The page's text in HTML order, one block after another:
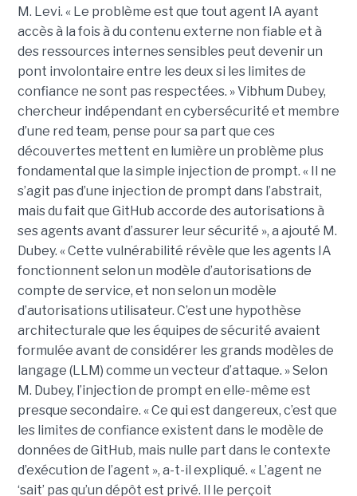
M. Levi. « Le problème est que tout agent IA ayant
accès à la fois à du contenu externe non fiable et à
des ressources internes sensibles peut devenir un
pont involontaire entre les deux si les limites de
confiance ne sont pas respectées. » Vibhum Dubey,
chercheur indépendant en cybersécurité et membre
d’une red team, pense pour sa part que ces
découvertes mettent en lumière un problème plus
fondamental que la simple injection de prompt. « Il ne
s’agit pas d’une injection de prompt dans l’abstrait,
mais du fait que GitHub accorde des autorisations à
ses agents avant d’assurer leur sécurité », a ajouté M.
Dubey. « Cette vulnérabilité révèle que les agents IA
fonctionnent selon un modèle d’autorisations de
compte de service, et non selon un modèle
d’autorisations utilisateur. C’est une hypothèse
architecturale que les équipes de sécurité avaient
formulée avant de considérer les grands modèles de
langage (LLM) comme un vecteur d’attaque. » Selon
M. Dubey, l’injection de prompt en elle-même est
presque secondaire. « Ce qui est dangereux, c’est que
les limites de confiance existent dans le modèle de
données de GitHub, mais nulle part dans le contexte
d’exécution de l’agent », a-t-il expliqué. « L’agent ne
‘sait’ pas qu’un dépôt est privé. Il le perçoit